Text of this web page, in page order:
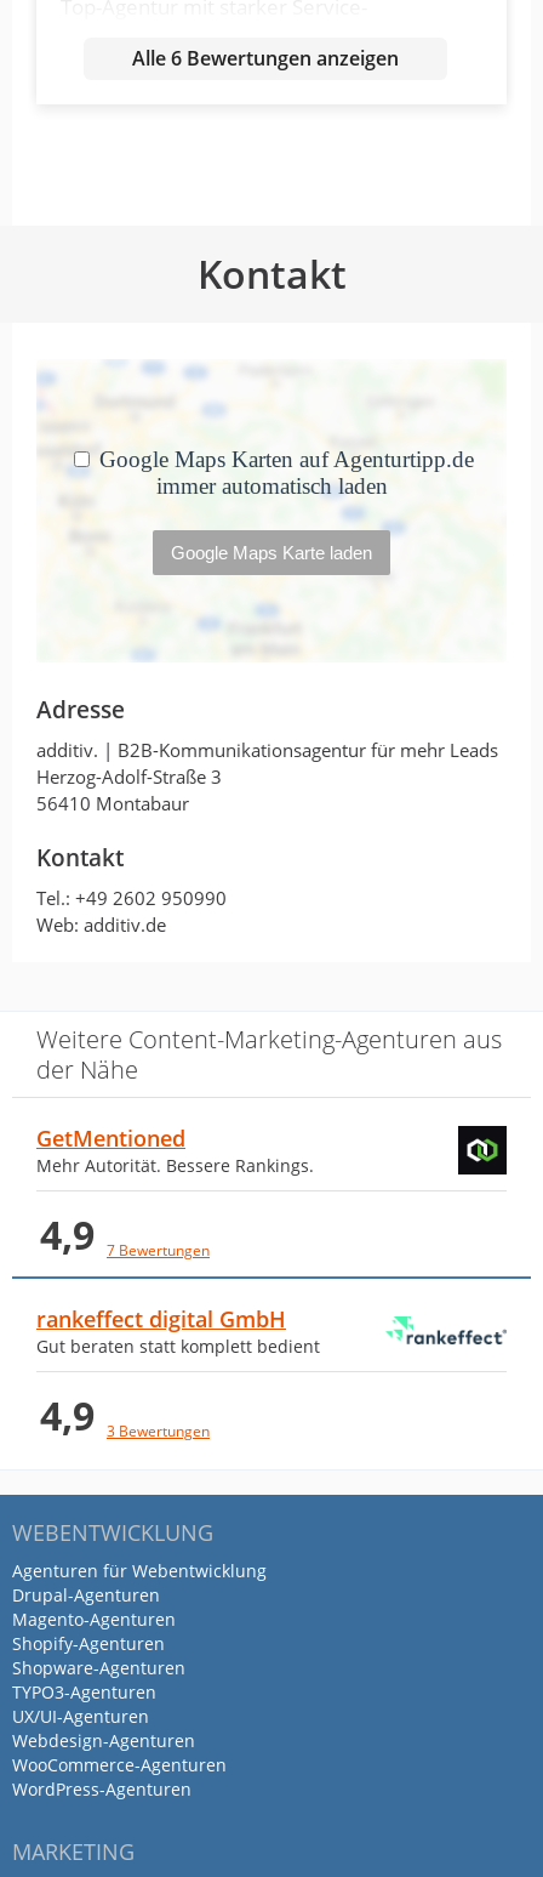
Zusammenarbeit wirklich nur empfehlen!
kreativ, zuverlässig und schnell. Ich bin
seit 2 Jahren sehr zufrieden mit den
kommende Projekte.
Sehr professionelle und
Kommunikationsagentur.
von Nicola John · 20. März 2023
Sehr professionelle und kompetente B2B-
Kommunikationsagentur.
Agentur.
Hochkompetente B2B-Agentur in
Sachen Content Marketing, PR,
Editorial…
von Alexander Strunz · 17. März 2023
Content Marketing, PR, Editorial
Marketing, Social Media, SEO und was das
Gute Sparringspartner für die
Generierung und Ausarbeitung von Ideen
Alle 6 Bewertungen anzeigen
Kontakt
Adresse
additiv. | B2B-Kommunikationsagentur für mehr Leads
Herzog-Adolf-Straße 3
56410 Montabaur
Kontakt
Tel.: +49 2602 950990
Web: additiv.de
Weitere Content-Marketing-Agenturen aus
der Nähe
GetMentioned
Mehr Autorität. Bessere Rankings.
4,9 7 Bewertungen
rankeffect digital GmbH
Gut beraten statt komplett bedient
4,9 3 Bewertungen
WEBENTWICKLUNG
Agenturen für Webentwicklung
Drupal-Agenturen
Magento-Agenturen
Shopify-Agenturen
Shopware-Agenturen
TYPO3-Agenturen
UX/UI-Agenturen
Webdesign-Agenturen
WooCommerce-Agenturen
WordPress-Agenturen
MARKETING